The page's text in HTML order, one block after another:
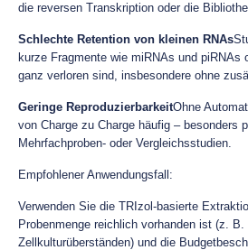
die reversen Transkription oder die
Schlechte Retention von kleinen RNAs
kurze Fragmente wie miRNAs und piRNAs
ganz verloren sind, insbesondere ohne
Geringe ReproduzierbarkeitOhne
von Charge zu Charge häufig – besonders
Mehrfachproben- oder Vergleichsstudien.
Empfohlener Anwendungsfall:
Verwenden Sie die TRIzol-basierte
Probenmenge reichlich vorhanden ist (z.
Zellkulturüberständen) und die